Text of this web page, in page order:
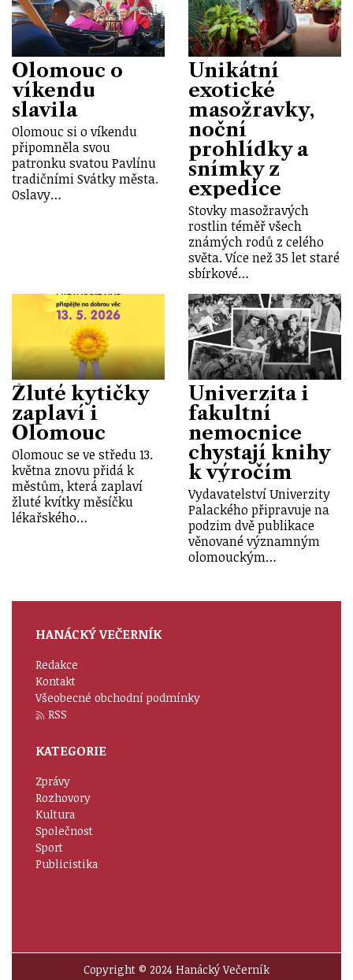
Olomouc o
víkendu
slavila
Olomouc si o víkendu
připomněla svou
patronku svatou Pavlínu
tradičními Svátky města.
Oslavy…
Unikátní
exotické
masožravky,
noční
prohlídky a
snímky z
expedice
Stovky masožravých
rostlin téměř všech
známých rodů z celého
světa. Více než 35 let staré
sbírkové…
Žluté kytičky
zaplaví i
Olomouc
Olomouc se ve středu 13.
května znovu přidá k
městům, která zaplaví
žluté kvítky měsíčku
lékařského…
Univerzita i
fakultní
nemocnice
chystají knihy
k výročím
Vydavatelství Univerzity
Palackého připravuje na
podzim dvě publikace
věnované významným
olomouckým…
HANÁCKÝ VEČERNÍK
Redakce
Kontakt
Všeobecné obchodní podmínky
RSS
KATEGORIE
Zprávy
Rozhovory
Kultura
Společnost
Sport
Publicistika
Copyright © 2024 Hanácký Večerník